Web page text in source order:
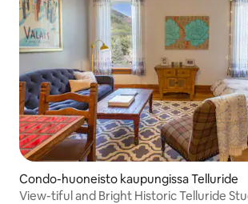
Condo-huoneisto kaupungissa Telluride
View-tiful and Bright Historic Telluride